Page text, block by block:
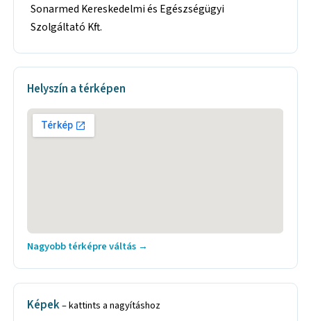
Sonarmed Kereskedelmi és Egészségügyi
Szolgáltató Kft.
Helyszín a térképen
Nagyobb térképre váltás →
Képek– kattints a nagyításhoz